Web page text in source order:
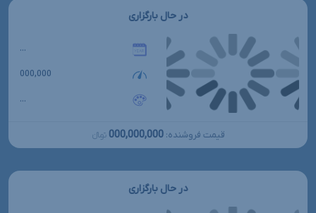
در حال بارگزاری
...
000,000
...
قیمت فروشنده: 000,000,000 تومانءءء
در حال بارگزاری